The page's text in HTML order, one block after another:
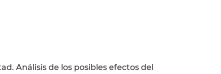
Análisis de los posibles efectos del